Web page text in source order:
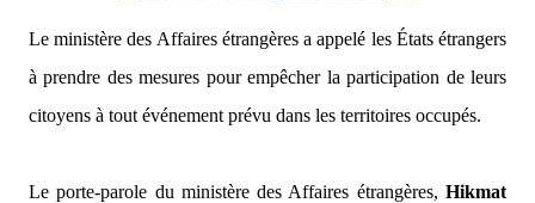
Le ministère des Affaires étrangères a appelé les États étrangers
à prendre des mesures pour empêcher la participation de leurs
citoyens à tout événement prévu dans les territoires occupés.
Le porte-parole du ministère des Affaires étrangères, Hikmat